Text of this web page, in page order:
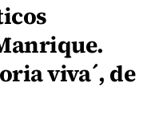
viva´, de